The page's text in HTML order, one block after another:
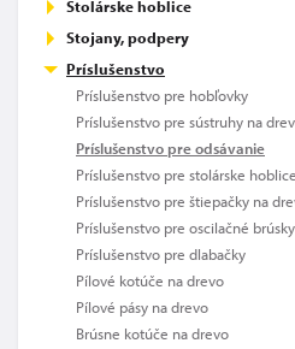
Stolárske hoblice
Stojany, podpery
Príslušenstvo
Príslušenstvo pre hobľovky
Príslušenstvo pre sústruhy na
Príslušenstvo pre odsávanie
Príslušenstvo pre stolárske hoblice
Príslušenstvo pre štiepačky na
Príslušenstvo pre oscilačné brúsky
Príslušenstvo pre dlabačky
Pílové kotúče na drevo
Pílové pásy na drevo
Brúsne kotúče na drevo